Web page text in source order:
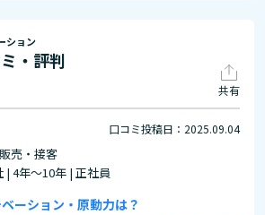
ション
・評判
共有
口コミ投稿日：2025.09.04
売・接客
| 4年～10年 | 正社員
ーション・原動力は？